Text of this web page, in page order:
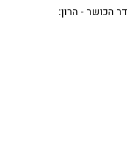
הכושר - הרון: